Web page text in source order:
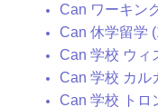
Can ワーキン
Can 休学留学
Can 学校 ウィ
Can 学校 カル
Can 学校 トロ